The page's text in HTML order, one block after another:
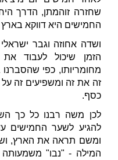
שחזרה זוהמתן, הדרך
החמישים היא דווקא בארץ
ושדה אחוזה וגבר
הזמן שיכול לעבוד
מחומריותו, כפי
זה את זה ומשפיעים זה
כסף.
לכן משה רבנו כל כך
להגיע לשער החמישים
ומשם תראה את הארץ,
המילה - "נבו"